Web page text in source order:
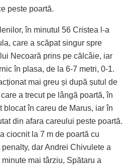
peste poartă.
în minutul 56 Cristea l-a
care a scăpat singur spre
Necoară prins pe călcâie, iar
în plasa, de la 6-7 metri, 0-1.
mai greu și după șutul de
a trecut pe lângă poartă, în
blocat în careu de Marus, iar în
din afara careului peste poartă.
ciocnit la 7 m de poartă cu
dar Andrei Chivulete a
mai târziu, Spătaru a